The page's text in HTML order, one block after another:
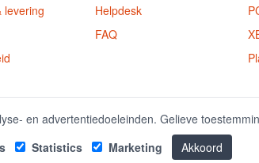
levering
Helpdesk
FAQ
en advertentiedoeleinden. Gelieve
Statistics Marketing Akkoord